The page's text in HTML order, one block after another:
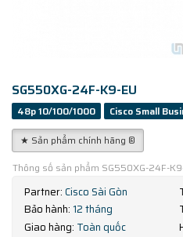
SG550XG-24F-K9-EU
48p 10/100/1000
Cisco Small
★ Sản phẩm chính hãng ®
Thông số sản phẩm SG550XG-24F-
Partner:Cisco Sài Gòn
Bảo hành: 12 tháng
Giao hàng: Toàn quốc